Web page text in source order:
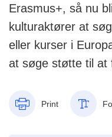
Erasmus+, så nu
kulturaktører at
eller kurser i
at søge støtte til at
Print